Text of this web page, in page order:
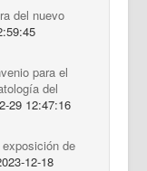
del nuevo
para el
del
29 12:47:16
de
12-18